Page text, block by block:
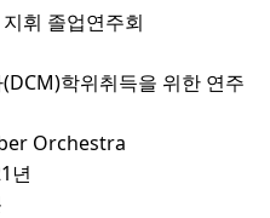
휘 졸업연주회
학위취득을 위한 연주
Orchestra
년